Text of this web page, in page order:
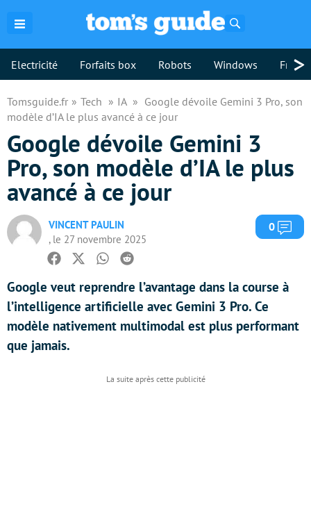
Electricité Forfaits box Robots Windows >
Tomsguide.fr Tech IA
Google dévoile Gemini 3 Pro, son
modèle d’IA le plus avancé à ce jour
Google dévoile Gemini 3
Pro, son modèle d’IA le plus
avancé à ce jour
VINCENT PAULIN
, le 27 novembre 2025
0
Facebook
TwitterWhatsapp
Reddit
Google veut reprendre l’avantage dans la course à
l’intelligence artificielle avec Gemini 3 Pro. Ce
modèle nativement multimodal est plus performant
que jamais.